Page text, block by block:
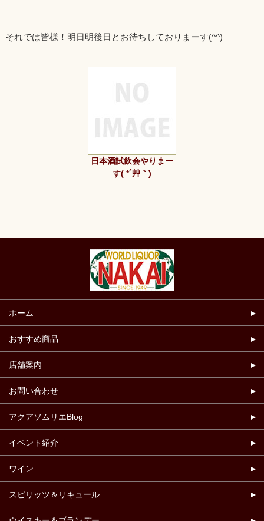
それでは皆様！明日明後日とお待ちしておりまーす(^^)
日本酒試飲会やりまー
す( *´艸｀)
ホーム
おすすめ商品
店舗案内
お問い合わせ
アクアソムリエBlog
イベント紹介
ワイン
スピリッツ＆リキュール